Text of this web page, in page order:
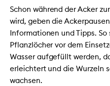
Schon während der Acker
wird, geben die
Informationen und Tipps.
Pflanzlöcher vor dem
Wasser aufgefüllt werden,
erleichtert und die Wurzeln
wachsen.